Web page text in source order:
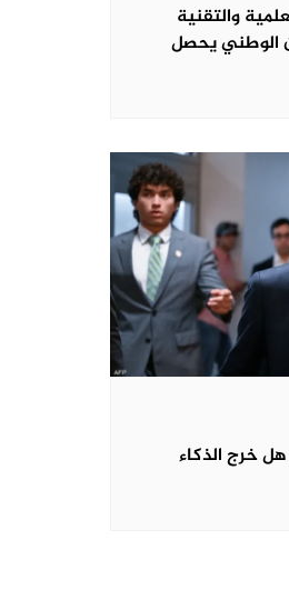
والتقنية
الوطني يحصل
خرج الذكاء